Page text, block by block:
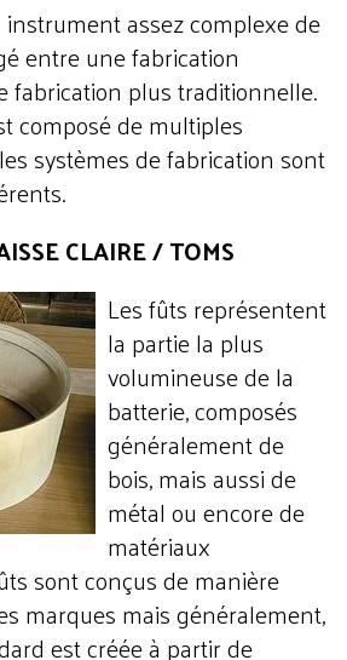
assez complexe de
entre une fabrication
fabrication plus traditionnelle.
composé de multiples
systèmes de fabrication sont
CLAIRE / TOMS
Les fûts représentent
la partie la plus
volumineuse de la
batterie, composés
généralement de
bois, mais aussi de
métal ou encore de
matériaux
sont conçus de manière
marques mais généralement,
est créée à partir de